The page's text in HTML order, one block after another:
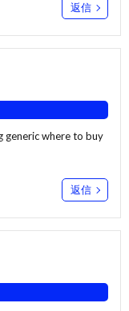
返信
genericwhere to buy
返信